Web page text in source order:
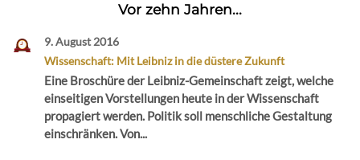
Vor zehn Jahren...
9. August 2016
Wissenschaft: Mit Leibniz in die düstere Zukunft
Eine Broschüre der Leibniz-Gemeinschaft zeigt, welche
einseitigen Vorstellungen heute in der Wissenschaft
propagiert werden. Politik soll menschliche Gestaltung
einschränken. Von...